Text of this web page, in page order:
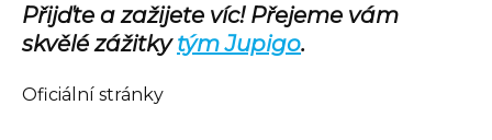
Přijďte a zažijete víc! Přejeme vám
skvělé zážitky tým Jupigo.
Oficiální stránky